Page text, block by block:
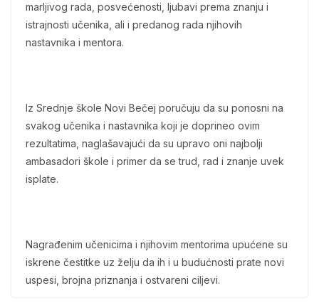
marljivog rada, posvećenosti, ljubavi prema znanju i
istrajnosti učenika, ali i predanog rada njihovih
nastavnika i mentora.
Iz Srednje škole Novi Bečej poručuju da su ponosni na
svakog učenika i nastavnika koji je doprineo ovim
rezultatima, naglašavajući da su upravo oni najbolji
ambasadori škole i primer da se trud, rad i znanje uvek
isplate.
Nagrađenim učenicima i njihovim mentorima upućene su
iskrene čestitke uz želju da ih i u budućnosti prate novi
uspesi, brojna priznanja i ostvareni ciljevi.